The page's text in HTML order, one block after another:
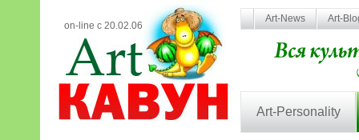
on-line с 20.02.06
Art-News Art-
Art-Personality